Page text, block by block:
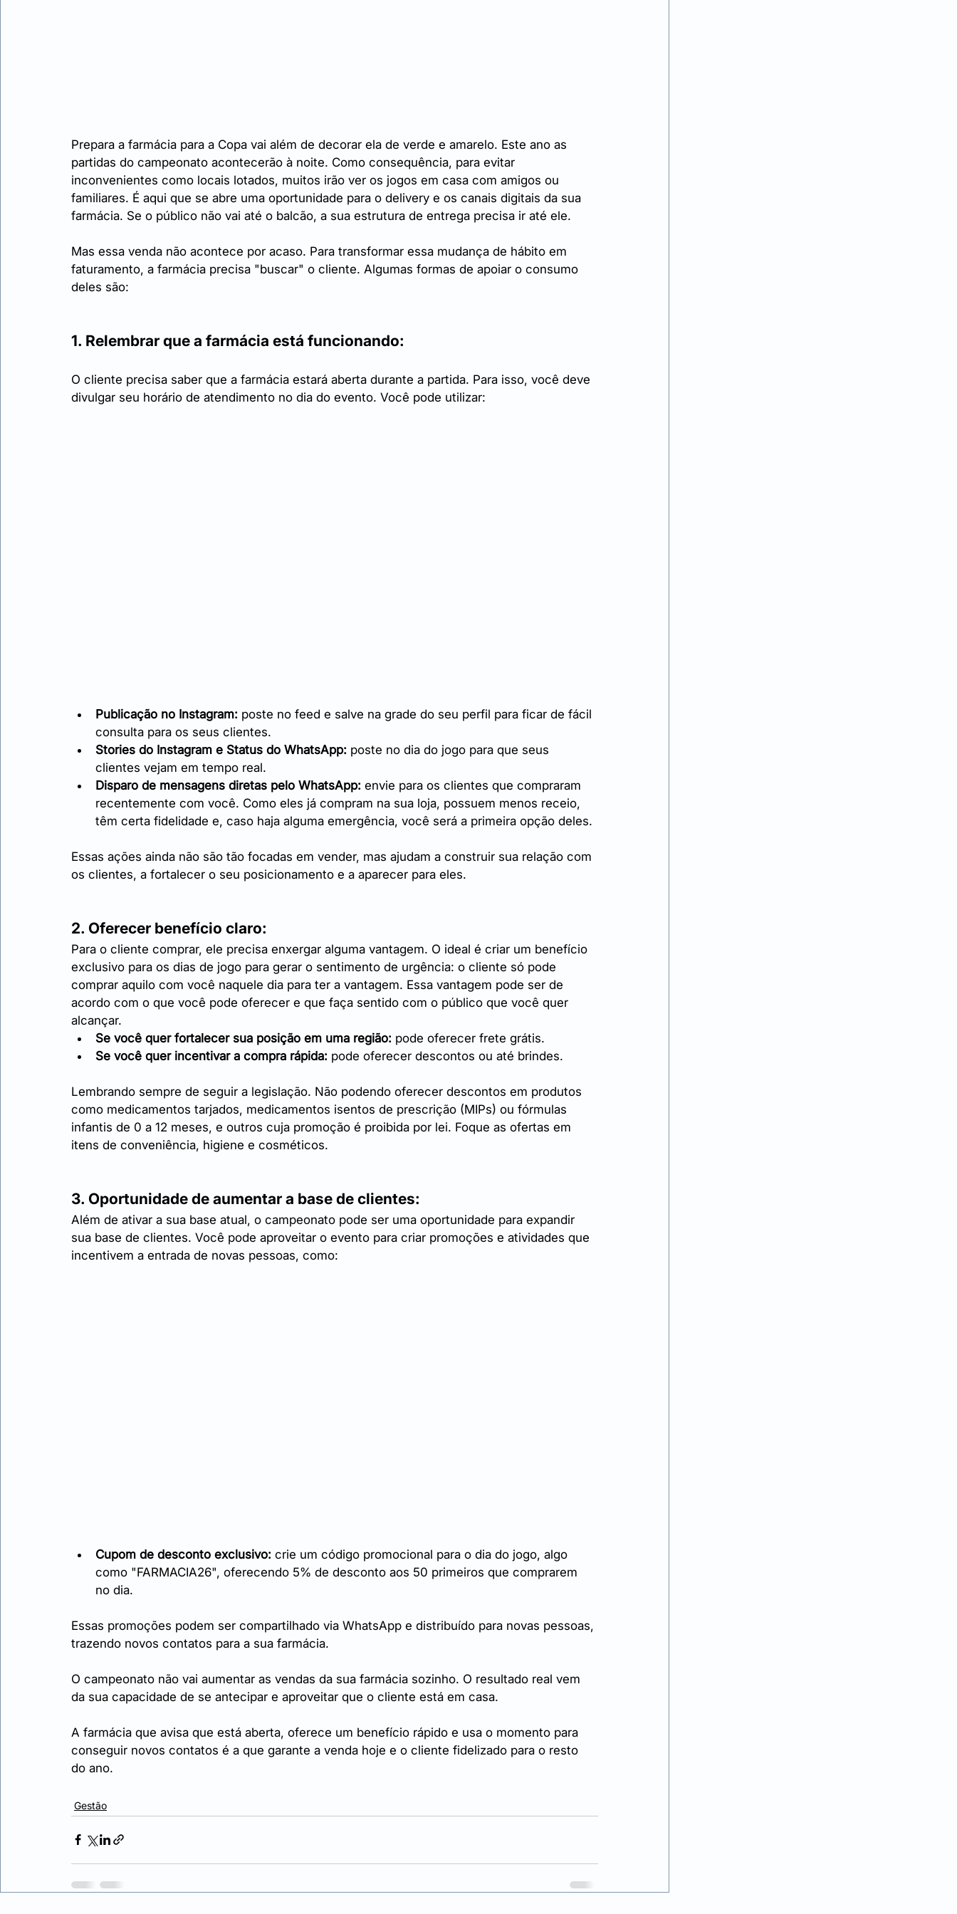
Prepara a farmácia para a Copa vai além de decorar ela de verde e amarelo. Este ano as
partidas do campeonato acontecerão à noite. Como consequência, para evitar
inconvenientes como locais lotados, muitos irão ver os jogos em casa com amigos ou
familiares. É aqui que se abre uma oportunidade para o delivery e os canais digitais da sua
farmácia. Se o público não vai até o balcão, a sua estrutura de entrega precisa ir até ele.
Mas essa venda não acontece por acaso. Para transformar essa mudança de hábito em
faturamento, a farmácia precisa "buscar" o cliente. Algumas formas de apoiar o consumo
deles são:
1. Relembrar que a farmácia está funcionando:
O cliente precisa saber que a farmácia estará aberta durante a partida. Para isso, você deve
divulgar seu horário de atendimento no dia do evento. Você pode utilizar:
Publicação no Instagram: poste no feed e salve na grade do seu perfil para ficar de fácil
consulta para os seus clientes.
Stories do Instagram e Status do WhatsApp: poste no dia do jogo para que seus
clientes vejam em tempo real.
Disparo de mensagens diretas pelo WhatsApp: envie para os clientes que compraram
recentemente com você. Como eles já compram na sua loja, possuem menos receio,
têm certa fidelidade e, caso haja alguma emergência, você será a primeira opção deles.
Essas ações ainda não são tão focadas em vender, mas ajudam a construir sua relação com
os clientes, a fortalecer o seu posicionamento e a aparecer para eles.
2. Oferecer benefício claro:
Para o cliente comprar, ele precisa enxergar alguma vantagem. O ideal é criar um benefício
exclusivo para os dias de jogo para gerar o sentimento de urgência: o cliente só pode
comprar aquilo com você naquele dia para ter a vantagem. Essa vantagem pode ser de
acordo com o que você pode oferecer e que faça sentido com o público que você quer
alcançar.
Se você quer fortalecer sua posição em uma região: pode oferecer frete grátis.
Se você quer incentivar a compra rápida: pode oferecer descontos ou até brindes.
Lembrando sempre de seguir a legislação. Não podendo oferecer descontos em produtos
como medicamentos tarjados, medicamentos isentos de prescrição (MIPs) ou fórmulas
infantis de 0 a 12 meses, e outros cuja promoção é proibida por lei. Foque as ofertas em
itens de conveniência, higiene e cosméticos.
3. Oportunidade de aumentar a base de clientes:
Além de ativar a sua base atual, o campeonato pode ser uma oportunidade para expandir
sua base de clientes. Você pode aproveitar o evento para criar promoções e atividades que
incentivem a entrada de novas pessoas, como:
Cupom de desconto exclusivo: crie um código promocional para o dia do jogo, algo
como "FARMACIA26", oferecendo 5% de desconto aos 50 primeiros que comprarem
no dia.
Essas promoções podem ser compartilhado via WhatsApp e distribuído para novas pessoas,
trazendo novos contatos para a sua farmácia.
O campeonato não vai aumentar as vendas da sua farmácia sozinho. O resultado real vem
da sua capacidade de se antecipar e aproveitar que o cliente está em casa.
A farmácia que avisa que está aberta, oferece um benefício rápido e usa o momento para
conseguir novos contatos é a que garante a venda hoje e o cliente fidelizado para o resto
do ano.
Gestão